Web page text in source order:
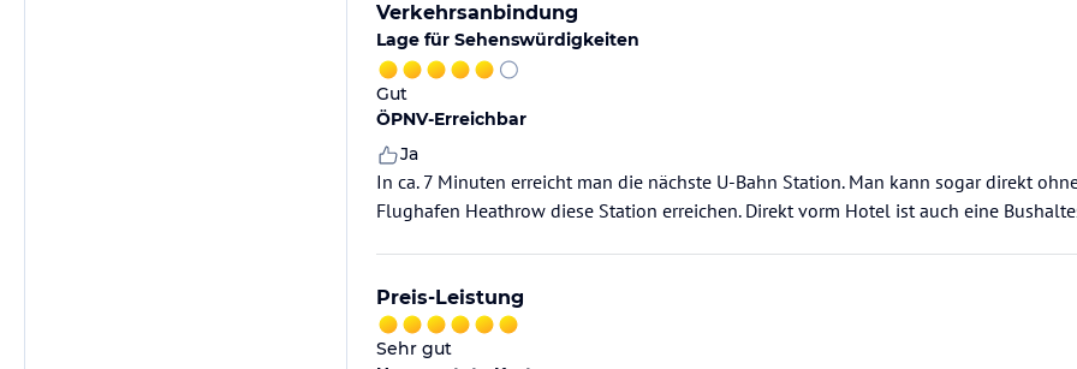
Verkehrsanbindung
Lage für Sehenswürdigkeiten
Gut
ÖPNV-Erreichbar
Ja
In ca. 7 Minuten erreicht man die nächste U-Bahn Station. Man kann sogar direkt
Flughafen Heathrow diese Station erreichen. Direkt vorm Hotel ist auch eine
Preis-Leistung
Sehr gut